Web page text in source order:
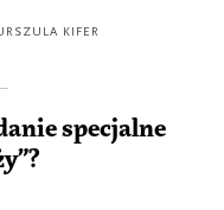
KIFER
specjalne